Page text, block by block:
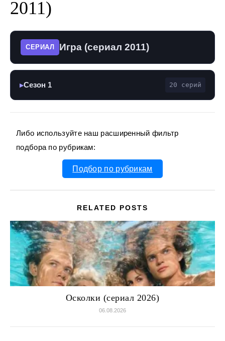
2011)
СЕРИАЛ Игра (сериал 2011)
▶Сезон 1 20 серий
Либо используйте наш расширенный фильтр
подбора по рубрикам:
Подбор по рубрикам
RELATED POSTS
Осколки (сериал 2026)
06.08.2026